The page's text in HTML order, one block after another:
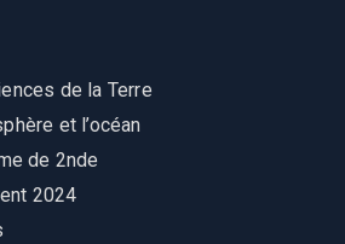
de la Terre
et l’océan
de 2nde
2024